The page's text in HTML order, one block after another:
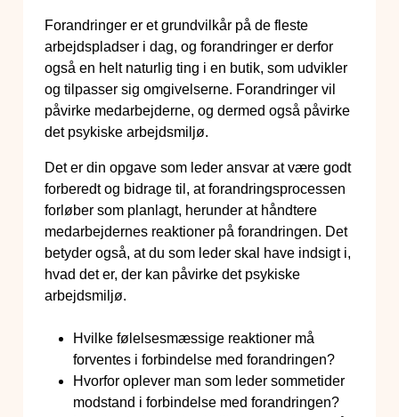
Forandringer er et grundvilkår på de fleste
arbejdspladser i dag, og forandringer er derfor
også en helt naturlig ting i en butik, som udvikler
og tilpasser sig omgivelserne. Forandringer vil
påvirke medarbejderne, og dermed også påvirke
det psykiske arbejdsmiljø.
Det er din opgave som leder ansvar at være godt
forberedt og bidrage til, at forandringsprocessen
forløber som planlagt, herunder at håndtere
medarbejdernes reaktioner på forandringen. Det
betyder også, at du som leder skal have indsigt i,
hvad det er, der kan påvirke det psykiske
arbejdsmiljø.
Hvilke følelsesmæssige reaktioner må
forventes i forbindelse med forandringen?
Hvorfor oplever man som leder sommetider
modstand i forbindelse med forandringen?